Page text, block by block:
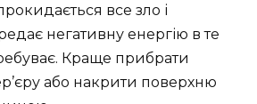
все зло і
негативну енергію в те
Краще прибрати
або накрити поверхню